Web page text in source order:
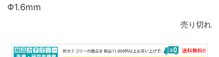
Φ1.6mm
売り切れ